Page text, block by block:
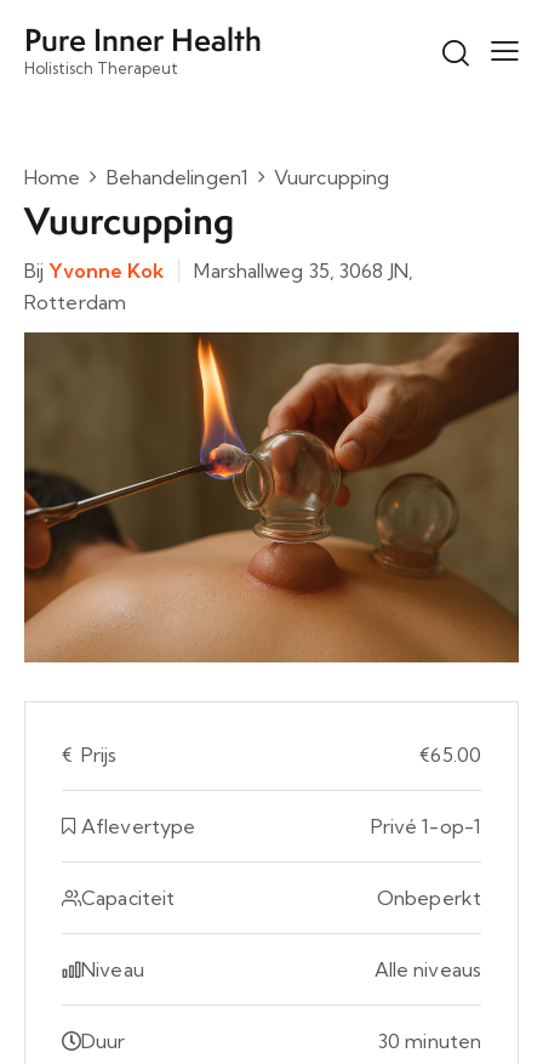
Pure Inner Health
Holistisch Therapeut
Home Behandelingen1 Vuurcupping
Vuurcupping
BijYvonne Kok
Marshallweg 35, 3068 JN,
Rotterdam
€ Prijs €65.00
Aflevertype Privé 1-op-1
Capaciteit Onbeperkt
Niveau Alle niveaus
Duur 30 minuten